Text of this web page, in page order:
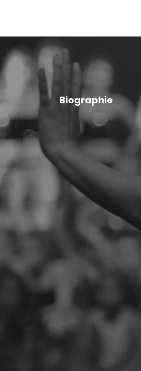
Biographie